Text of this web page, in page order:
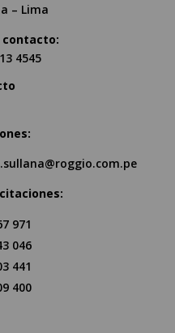
– Lima
4545
971
046
441
400